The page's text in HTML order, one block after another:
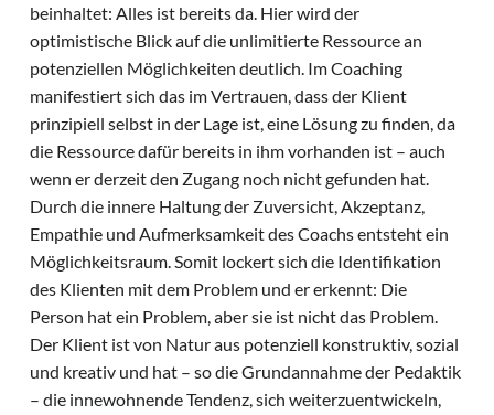
beinhaltet: Alles ist bereits da. Hier wird der
optimistische Blick auf die unlimitierte Ressource an
potenziellen Möglichkeiten deutlich. Im Coaching
manifestiert sich das im Vertrauen, dass der Klient
prinzipiell selbst in der Lage ist, eine Lösung zu finden, da
die Ressource dafür bereits in ihm vorhanden ist – auch
wenn er derzeit den Zugang noch nicht gefunden hat.
Durch die innere Haltung der Zuversicht, Akzeptanz,
Empathie und Aufmerksamkeit des Coachs entsteht ein
Möglichkeitsraum. Somit lockert sich die Identifikation
des Klienten mit dem Problem und er erkennt: Die
Person hat ein Problem, aber sie ist nicht das Problem.
Der Klient ist von Natur aus potenziell konstruktiv, sozial
und kreativ und hat – so die Grundannahme der Pedaktik
– die innewohnende Tendenz, sich weiterzuentwickeln,